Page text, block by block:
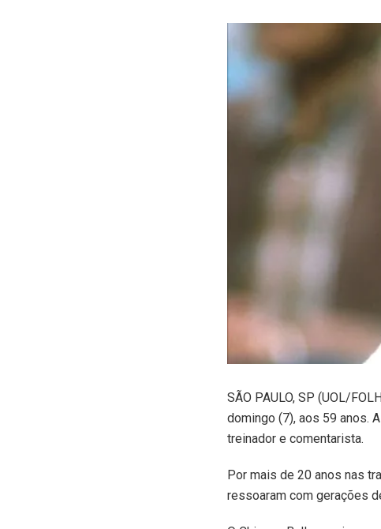
SÃO PAULO, SP (UOL/
domingo (7), aos 59 anos.
treinador e comentarista.
Por mais de 20 anos nas
ressoaram com gerações